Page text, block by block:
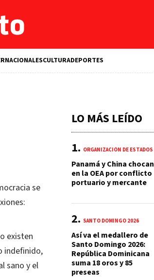
CULTURADEPORTES
se
existen
indefinido,
sano y el
LO MÁS LEÍDO
Panamá y China chocan
en la OEA por conflicto
portuario y mercante
SANTO DOMINGO 2026
Así va el medallero de
Santo Domingo 2026:
República Dominicana
suma 18 oros y 85
preseas